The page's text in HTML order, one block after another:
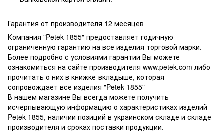
Гарантия от производителя 12 месяцев
Компания "Petek 1855" предоставляет годичную
ограниченную гарантию на все изделия торговой марки.
Более подробно с условиями гарантии Вы можете
ознакомиться на сайте производителя www.petek.com либо
прочитать о них в книжке-вкладыше, которая
сопровождает все изделия "Petek 1855"
В нашем магазине Вы всегда можете получить
исчерпывающую информацию о характеристиках изделий
Petek 1855, наличии позиций в украинском складе и складе
производителя и сроках поставки продукции.